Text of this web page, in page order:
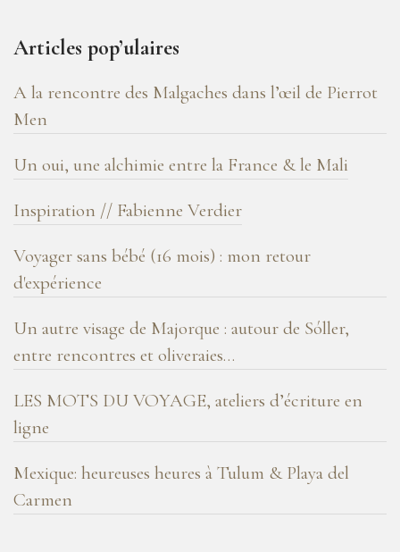
de
blog
Articles pop’ulaires
A la rencontre des Malgaches dans l’œil de Pierrot
Men
Un oui, une alchimie entre la France & le Mali
Inspiration // Fabienne Verdier
Voyager sans bébé (16 mois) : mon retour
d'expérience
Un autre visage de Majorque : autour de Sóller,
entre rencontres et oliveraies…
LES MOTS DU VOYAGE, ateliers d’écriture en
ligne
Mexique: heureuses heures à Tulum & Playa del
Carmen